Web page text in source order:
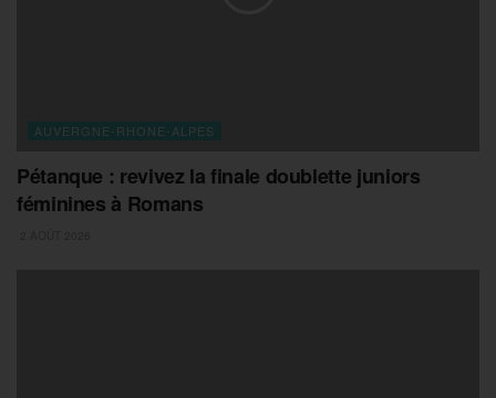
AUVERGNE-RHONE-ALPES
Pétanque : revivez la finale doublette juniors
féminines à Romans